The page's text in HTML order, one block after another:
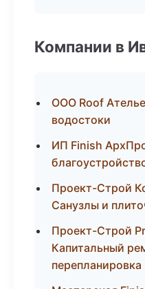
Компании в
ООО Roof
водостоки
ИП Finish
Проект-Строй
Санузлы и
Проект-Строй
Капитальный
перепланировка